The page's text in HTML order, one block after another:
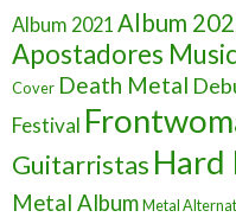
Album 2021 Album
Apostadores
Cover Death Metal
Festival
Guitarristas Hard
Metal Album Metal